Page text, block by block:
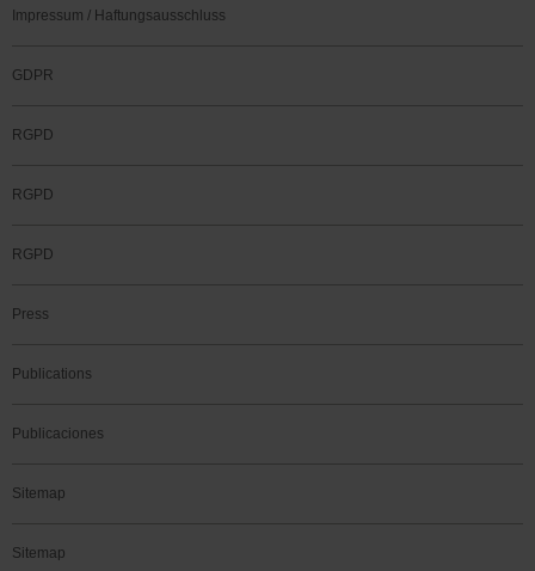
Impressum / Haftungsausschluss
GDPR
RGPD
RGPD
RGPD
Press
Publications
Publicaciones
Sitemap
Sitemap